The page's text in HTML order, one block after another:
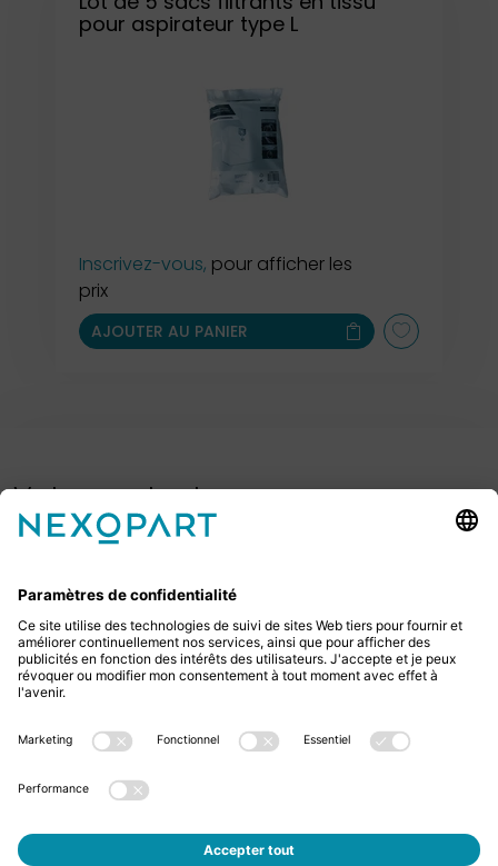
pour aspirateur type L
Inscrivez-vous, pour afficher les
prix
AJOUTER AU PANIER
Votre contact avec nous.
Avez-vous des questions ? Alors sil vous plaît
+49 2522 59084 0
sales@nexopart.com